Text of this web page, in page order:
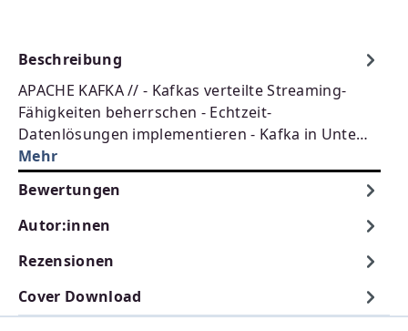
Beschreibung
APACHE KAFKA // - Kafkas verteilte Streaming-
Fähigkeiten beherrschen - Echtzeit-
Datenlösungen implementieren - Kafka in Unte…
Mehr
Bewertungen
Autor:innen
Rezensionen
Cover Download